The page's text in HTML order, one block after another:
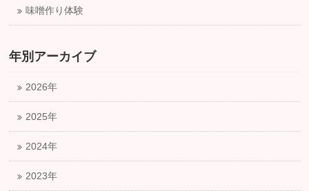
味噌作り体験
年別アーカイブ
2026年
2025年
2024年
2023年